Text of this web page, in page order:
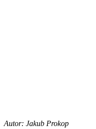
Autor: Jakub Prokop